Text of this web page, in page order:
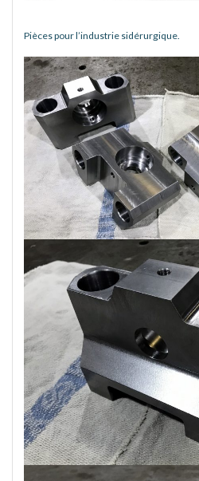
Pièces pour l’industrie sidérurgique.